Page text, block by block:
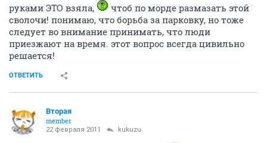
руками ЭТО взяла,
чтоб по морде размазать этой
сволочи! понимаю, что борьба за парковку, но тоже
следует во внимание принимать, что люди
приезжают на время. этот вопрос всегда цивильно
решается!
ОТВЕТИТЬ
Вторая
member
22 февраля 2011 kukuzu